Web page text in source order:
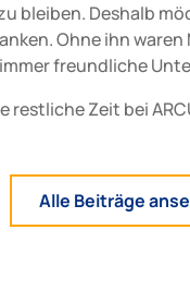
bleiben. Deshalb
Ohne ihn
freundliche
Zeit bei
Alle Beiträge